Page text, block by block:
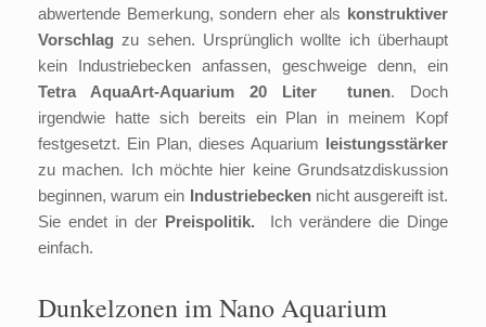
abwertende Bemerkung, sondern eher als konstruktiver
Vorschlag zu sehen. Ursprünglich wollte ich überhaupt
kein Industriebecken anfassen, geschweige denn, ein
Tetra AquaArt-Aquarium
20 Liter tunen. Doch
irgendwie hatte sich bereits ein Plan in meinem Kopf
festgesetzt. Ein Plan, dieses Aquarium leistungsstärker
zu machen. Ich möchte hier keine Grundsatzdiskussion
beginnen, warum ein Industriebecken nicht ausgereift ist.
Sie endet in der Preispolitik.
Ich verändere die Dinge
einfach.
Dunkelzonen im Nano Aquarium